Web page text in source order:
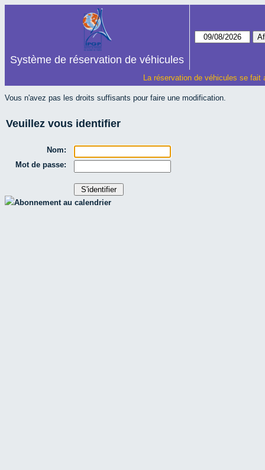
Système de réservation de véhicules
La réservation de véhicules se
Vous n'avez pas les droits suffisants pour faire une modification.
Veuillez vous identifier
Nom:
Mot de passe:
Abonnement au calendrier